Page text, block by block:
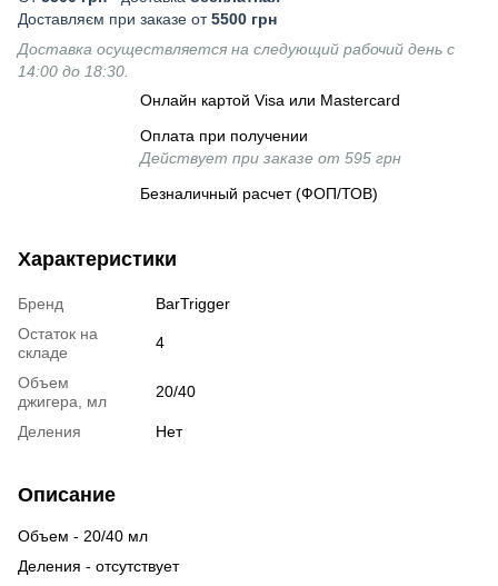
Доставляєм при заказе от5500 грн
Доставка осуществляется на следующий рабочий день с
14:00 до 18:30.
Онлайн картой Visa или Mastercard
Оплата при получении
Действует при заказе от 595 грн
Безналичный расчет (ФОП/ТОВ)
Характеристики
Бренд
BarTrigger
Остаток на
складе
4
Объем
джигера, мл
20/40
Деления Нет
Описание
Объем - 20/40 мл
Деления - отсутствует